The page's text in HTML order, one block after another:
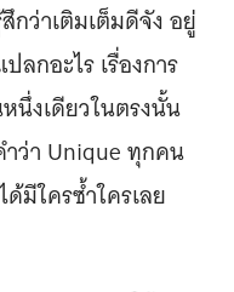
กว่าเติมเต็มดีจัง อยู่
ลกอะไร เรื่องการ
นึ่งเดียวในตรงนั้น
ว่า Unique ทุกคน
มีใครซ้ำใครเลย